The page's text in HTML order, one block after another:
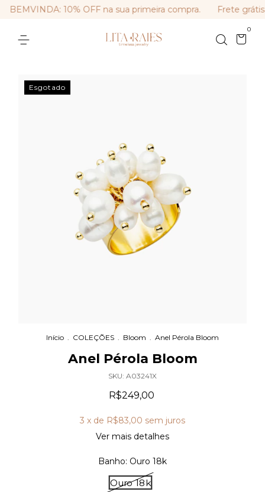
BEMVINDA: 10% OFF na sua primeira compra. Frete grátis
0
Esgotado
Início COLEÇÕES Bloom Anel Pérola Bloom
Anel Pérola Bloom
SKU: A03241X
R$249,00
3 x de R$83,00 sem juros
Ver mais detalhes
Banho: Ouro 18k
Ouro 18k